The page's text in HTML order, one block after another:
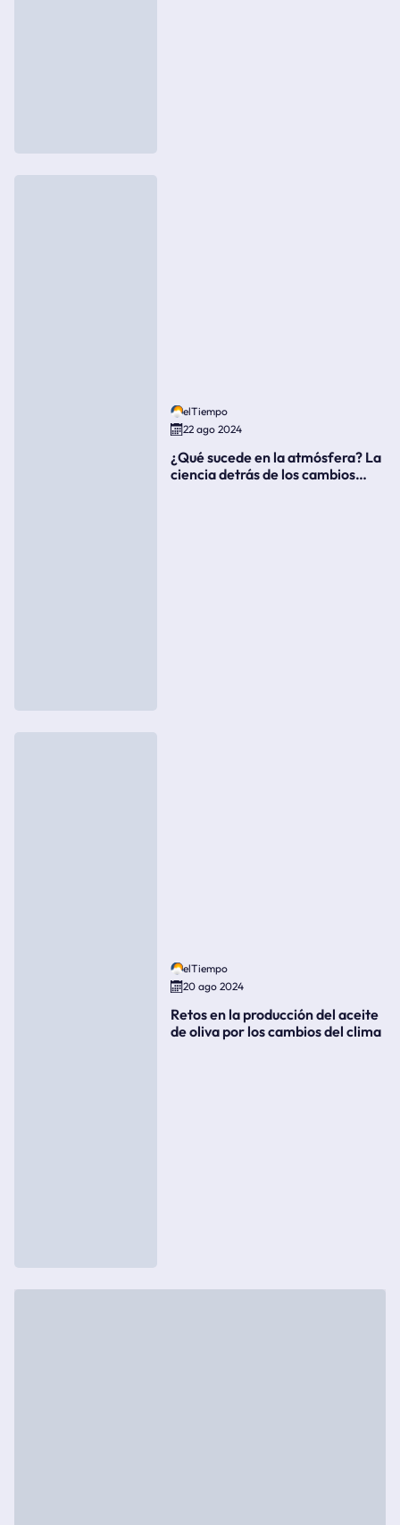
elTiempo
22 ago 2024
¿Qué sucede en la atmósfera? La
ciencia detrás de los cambios
elTiempo
20 ago 2024
Retos en la producción del aceite
de oliva por los cambios del clima